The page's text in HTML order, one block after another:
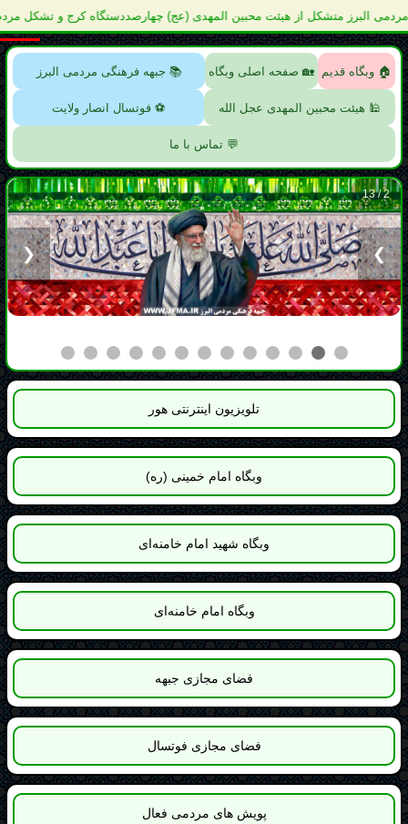
المهدی (عج) چهارصددستگاه کرج و تشکل مردم نهاد جوانان کرانه نور
🏠 وبگاه قدیم 🏡 صفحه اصلی وبگاه 📚 جبهه فرهنگی مردمی البرز
🕌 هیئت محبین المهدی عجل الله ⚽ فوتسال انصار ولایت
💬 تماس با ما
3 / 13
❮ ❯
تلویزیون اینترنتی هور
وبگاه شهید امام خامنه‌ای
وبگاه امام خامنه‌ای
فضای مجازی جبهه
فضای مجازی فوتسال
پویش های مردمی فعال
ارسال پیام و همکاری